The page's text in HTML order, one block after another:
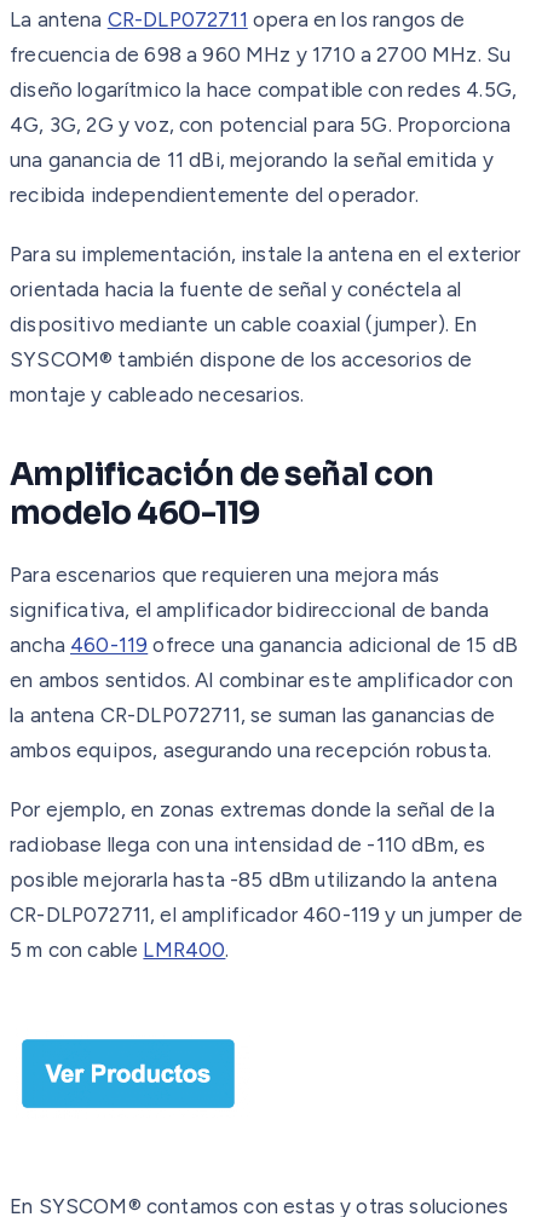
La antena CR-DLP072711 opera en los rangos de
frecuencia de 698 a 960 MHz y 1710 a 2700 MHz. Su
diseño logarítmico la hace compatible con redes 4.5G,
4G, 3G, 2G y voz, con potencial para 5G. Proporciona
una ganancia de 11 dBi, mejorando la señal emitida y
recibida independientemente del operador.
Para su implementación, instale la antena en el exterior
orientada hacia la fuente de señal y conéctela al
dispositivo mediante un cable coaxial (jumper). En
SYSCOM® también dispone de los accesorios de
montaje y cableado necesarios.
Amplificación de señal con
modelo 460-119
Para escenarios que requieren una mejora más
significativa, el amplificador bidireccional de banda
ancha 460-119 ofrece una ganancia adicional de 15 dB
en ambos sentidos. Al combinar este amplificador con
la antena CR-DLP072711, se suman las ganancias de
ambos equipos, asegurando una recepción robusta.
Por ejemplo, en zonas extremas donde la señal de la
radiobase llega con una intensidad de -110 dBm, es
posible mejorarla hasta -85 dBm utilizando la antena
CR-DLP072711, el amplificador 460-119 y un jumper de
5 m con cable LMR400.
En SYSCOM® contamos con estas y otras soluciones